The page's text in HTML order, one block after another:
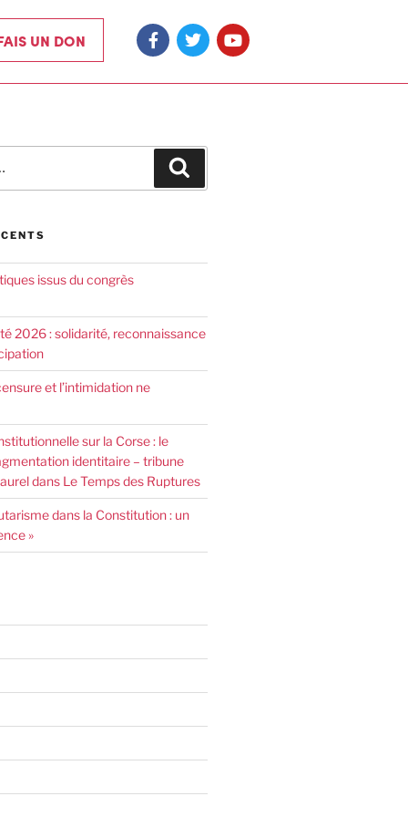
UN DON
issus du congrès
2026 : solidarité, reconnaissance
et l’intimidation ne
sur la Corse : le
identitaire – tribune
dans Le Temps des Ruptures
dans la Constitution : un
»